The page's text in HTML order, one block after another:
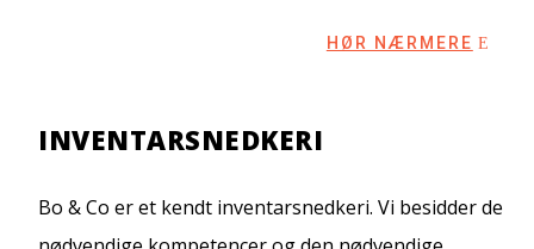
HØR NÆRMERE
INVENTARSNEDKERI
Bo & Co er et kendt inventarsnedkeri. Vi besidder de